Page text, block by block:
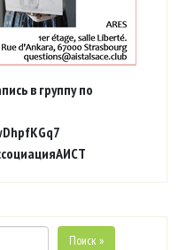
в группу по
Поиск »